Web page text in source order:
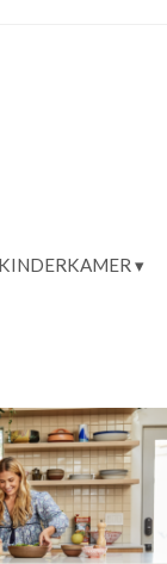
KINDERKAMER